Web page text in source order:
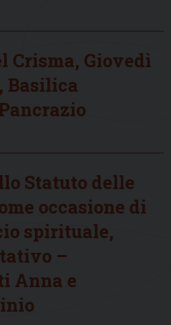
Crisma, Giovedì
Basilica
Statuto delle
occasione di
spirituale,
–
Anna e